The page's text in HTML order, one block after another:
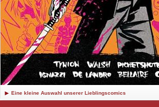
Eine kleine Auswahl unserer Lieblingscomics